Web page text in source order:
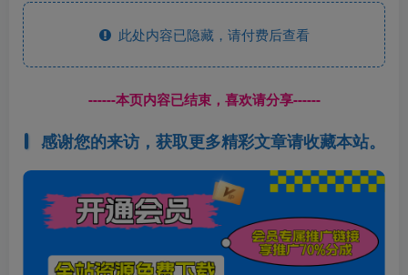
此处内容已隐藏，请付费后查看
------本页内容已结束，喜欢请分享------
感谢您的来访，获取更多精彩文章请收藏本站。